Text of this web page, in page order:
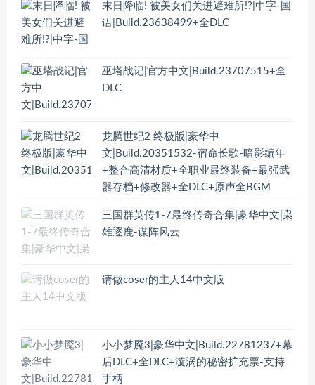
末日降临! 被美女们关进避难所!?|中字-国
语|Build.23638499+全DLC
巫塔战记|官方中文|Build.23707515+全
DLC
龙腾世纪2 终极版|豪华中
文|Build.20351532-宿命长歌-暗影编年
+整合高清材质+全职业最终装备+最强武
器存档+修改器+全DLC+原声全BGM
三国群英传1-7最终传奇合集|豪华中文|枭
雄逐鹿-谋阵风云
请做coser的主人14中文版
小小梦魇3|豪华中文|Build.22781237+幕
后DLC+全DLC+漩涡的秘密扩充票-支持
手柄